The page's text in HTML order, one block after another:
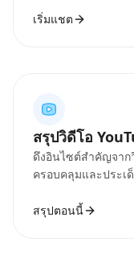
เริ่มแชต
สรุปวิดีโอ
ดึงอินไซต์สำคัญจาก
ครอบคลุมและประเ
สรุปตอนนี้